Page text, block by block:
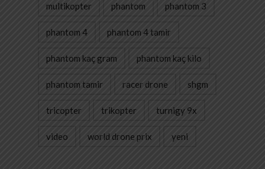
multikopter phantom phantom 3
phantom 4 phantom 4 tamir
phantom kaç gram phantom kaç kilo
phantom tamir racer drone shgm
tricopter trikopter turnigy 9x
video world drone prix yeni